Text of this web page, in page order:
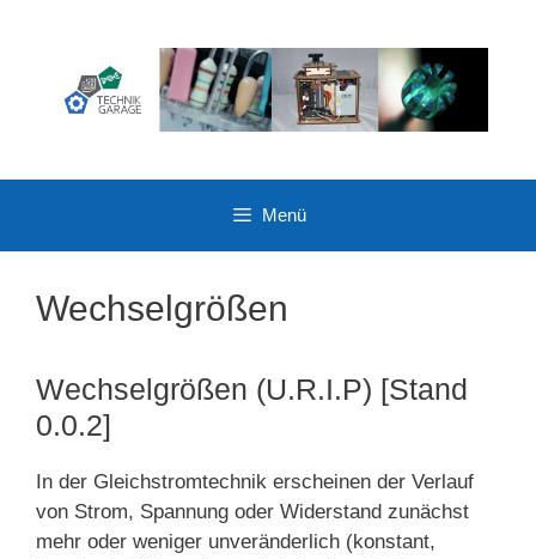
Menü
Wechselgrößen
Wechselgrößen (U.R.I.P) [Stand
0.0.2]
In der Gleichstromtechnik erscheinen der Verlauf
von Strom, Spannung oder Widerstand zunächst
mehr oder weniger unveränderlich (konstant,